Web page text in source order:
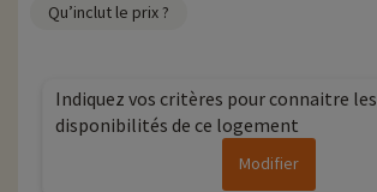
Qu’inclut le prix ?
Indiquez vos critères pour connaitre les
disponibilités de ce logement
Modifier